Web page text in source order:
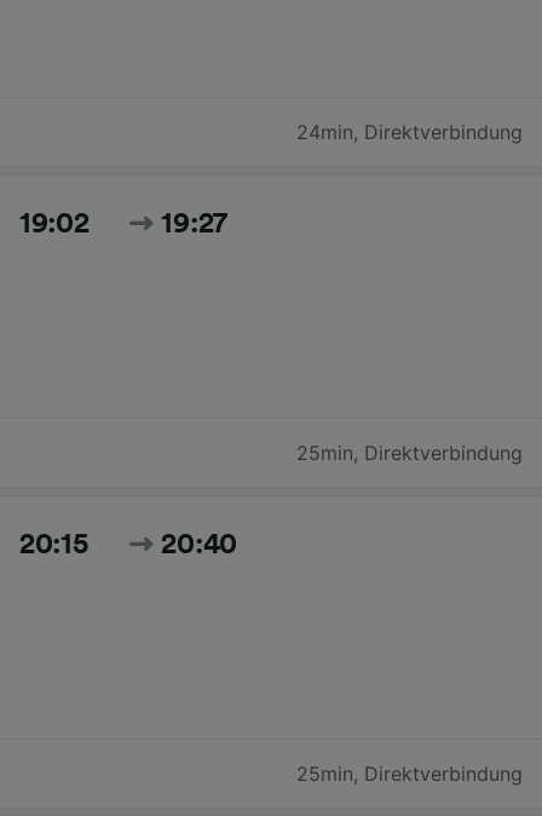
24min, Direktverbindung
19:02 19:27
25min, Direktverbindung
20:15 20:40
25min, Direktverbindung